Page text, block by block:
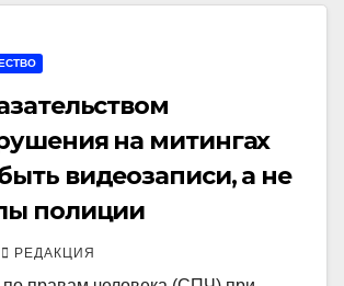
на митингах
видеозаписи, а не
полиции
РЕДАКЦИЯ